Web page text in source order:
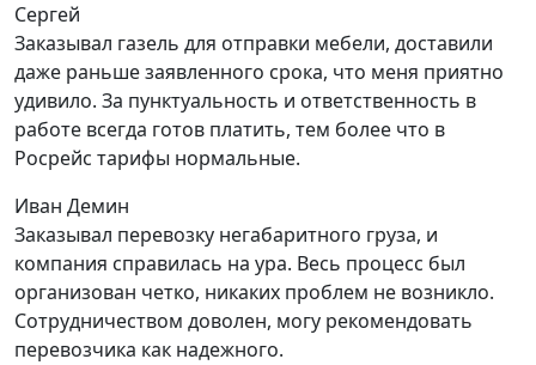
Сергей
Заказывал газель для отправки мебели, доставили
даже раньше заявленного срока, что меня приятно
удивило. За пунктуальность и ответственность в
работе всегда готов платить, тем более что в
Росрейс тарифы нормальные.
Иван Демин
Заказывал перевозку негабаритного груза, и
компания справилась на ура. Весь процесс был
организован четко, никаких проблем не возникло.
Сотрудничеством доволен, могу рекомендовать
перевозчика как надежного.